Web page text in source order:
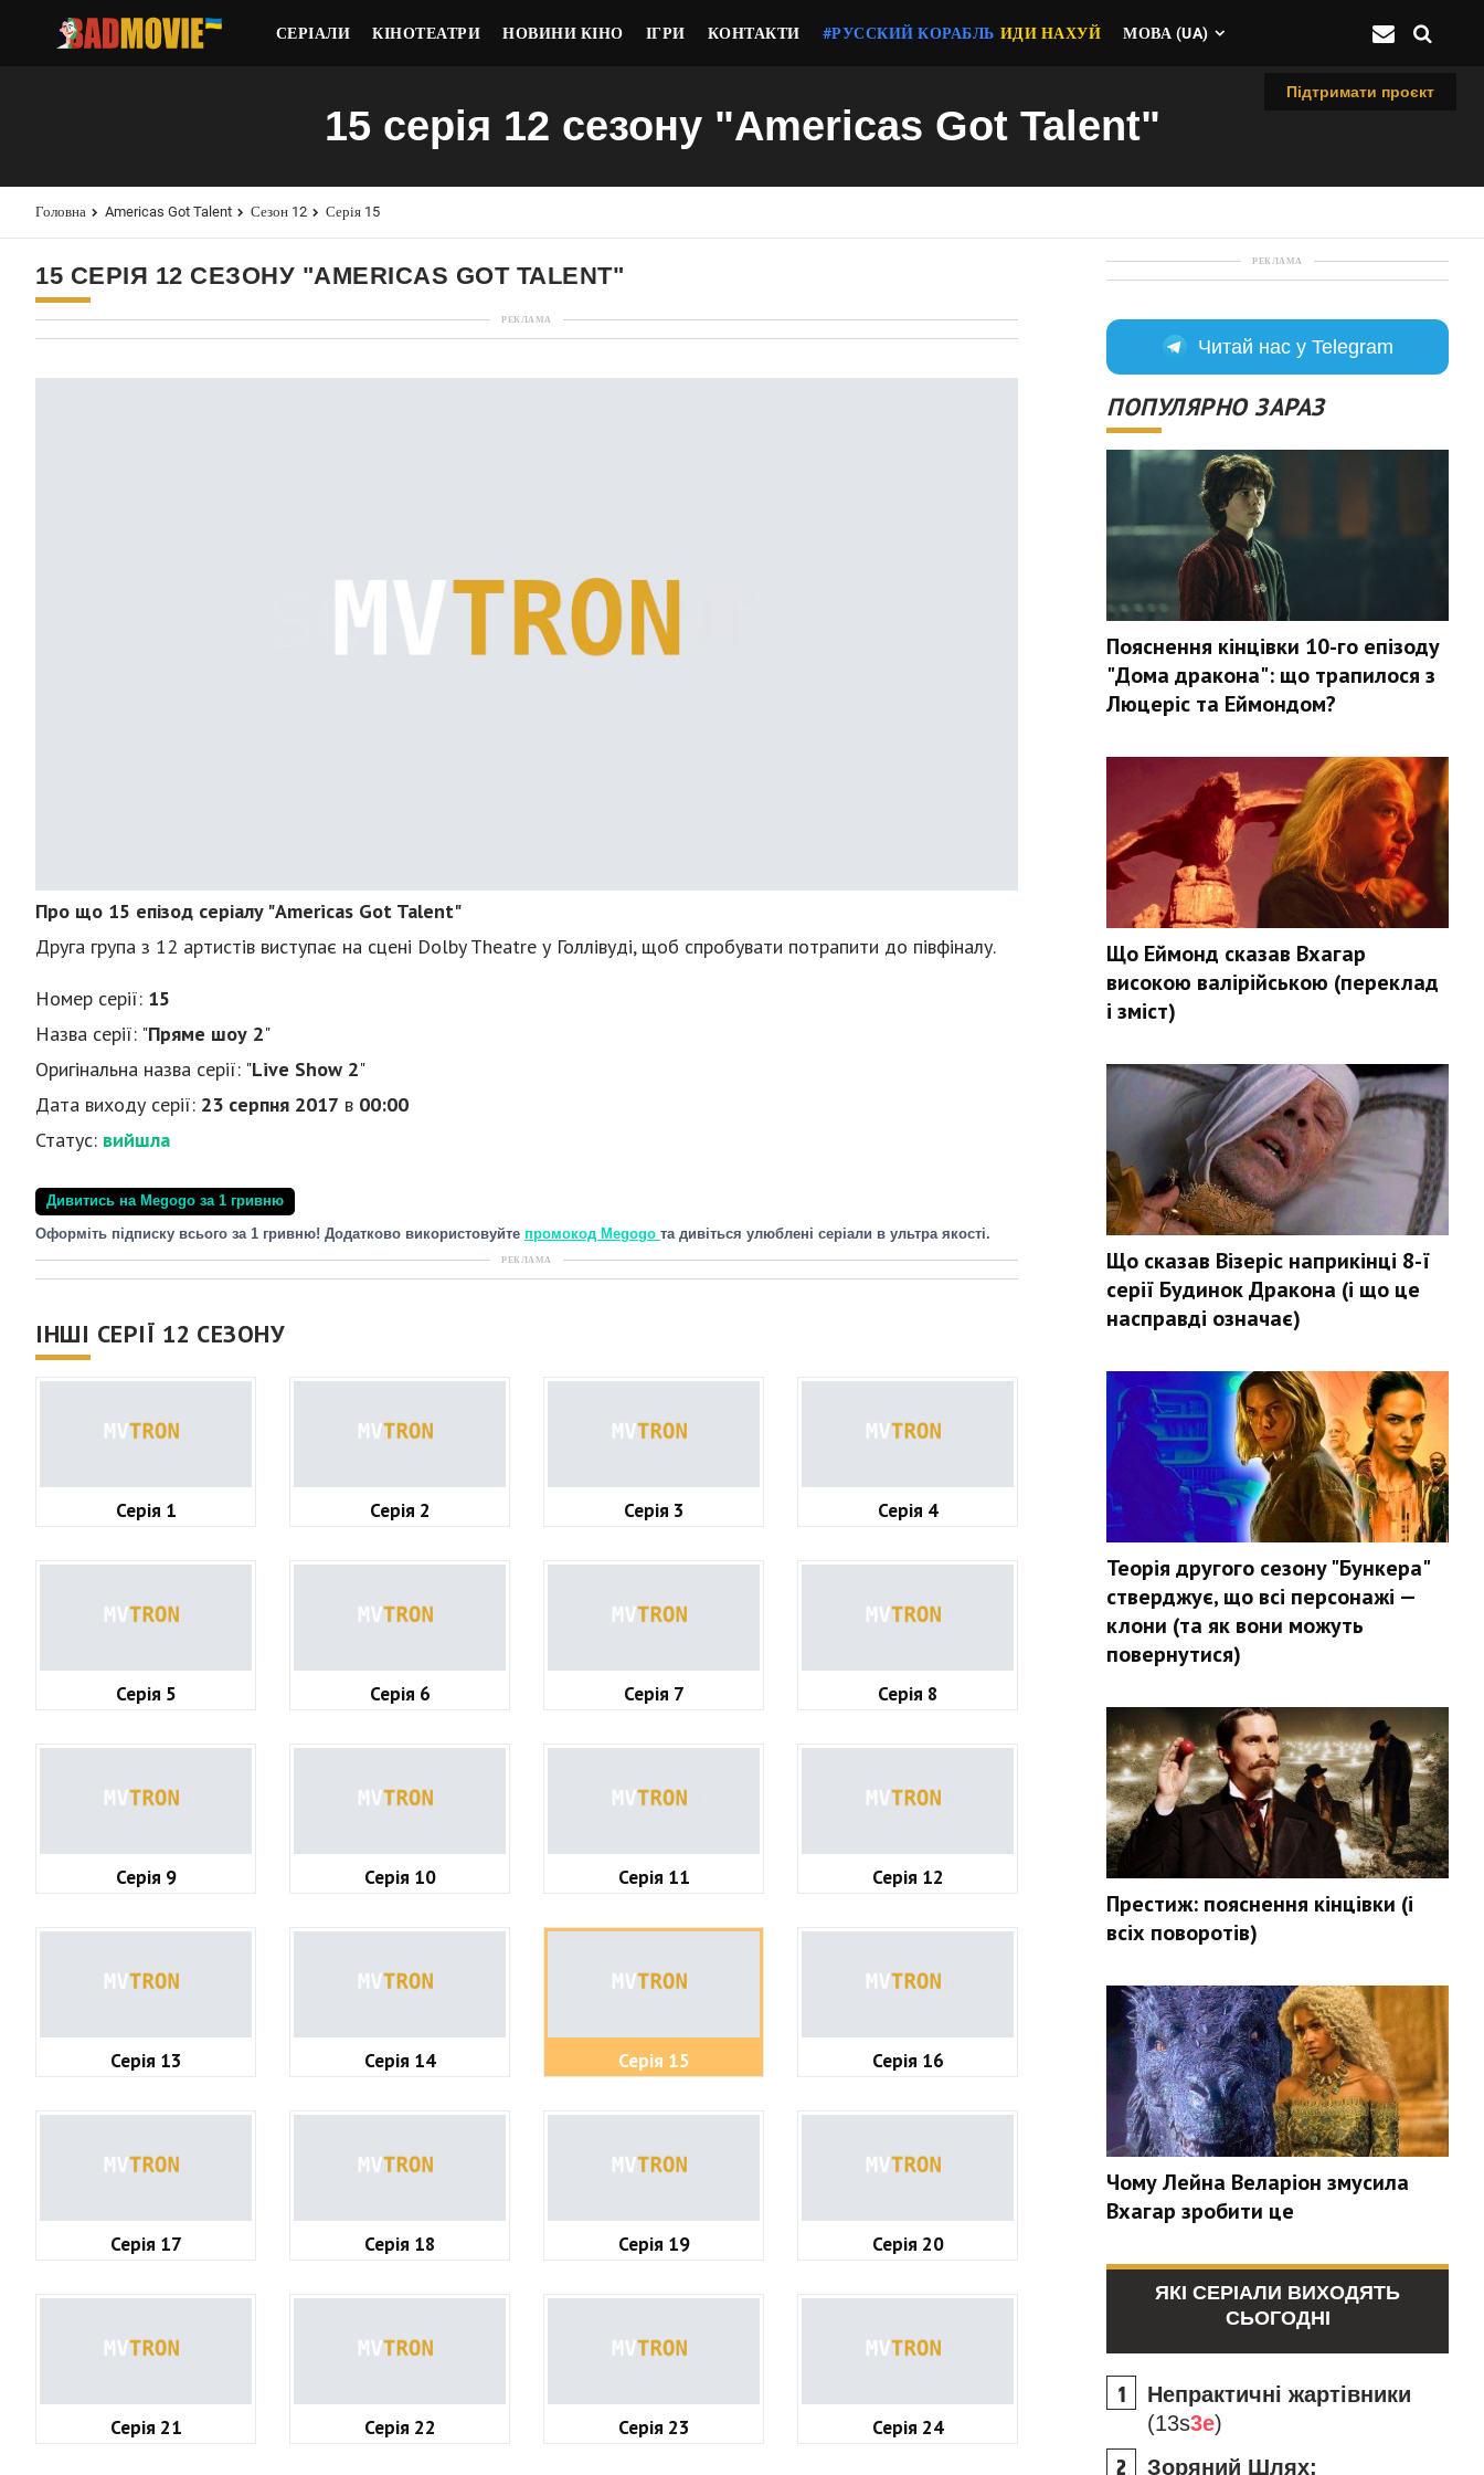
СЕРІАЛИ КІНОТЕАТРИ НОВИНИ КІНО ІГРИ КОНТАКТИ #РУССКИЙ КОРАБЛЬ ИДИ НАХУЙ МОВА (UA)
Підтримати проєкт
15 серія 12 сезону "Americas Got Talent"
Головна Americas Got Talent Сезон 12 Серія 15
15 СЕРІЯ 12 СЕЗОНУ "AMERICAS GOT TALENT"
РЕКЛАМА
Про що 15 епізод серіалу "Americas Got Talent"
Друга група з 12 артистів виступає на сцені Dolby Theatre у Голлівуді, щоб спробувати потрапити до півфіналу.
Номер серії: 15
Назва серії: "Пряме шоу 2"
Оригінальна назва серії: "Live Show 2"
Дата виходу серії: 23 серпня 2017 в 00:00
Статус: вийшла
Дивитись на Megogo за 1 гривню
Оформіть підписку всього за 1 гривню! Додатково використовуйте промокод Megogo та дивіться улюблені серіали в ультра якості.
РЕКЛАМА
ІНШІ СЕРІЇ 12 СЕЗОНУ
Серія 1 Серія 2 Серія 3 Серія 4
Серія 5 Серія 6 Серія 7 Серія 8
Серія 9 Серія 10 Серія 11 Серія 12
Серія 13 Серія 14 Серія 15 Серія 16
Серія 17 Серія 18 Серія 19 Серія 20
Серія 21 Серія 22 Серія 23 Серія 24
РЕКЛАМА
Читай нас у Telegram
ПОПУЛЯРНО ЗАРАЗ
Пояснення кінцівки 10-го епізоду
"Дома дракона": що трапилося з
Люцеріс та Еймондом?
Що Еймонд сказав Вхагар
високою валірійською (переклад
і зміст)
Що сказав Візеріс наприкінці 8-ї
серії Будинок Дракона (і що це
насправді означає)
Теорія другого сезону "Бункера"
стверджує, що всі персонажі —
клони (та як вони можуть
повернутися)
Престиж: пояснення кінцівки (і
всіх поворотів)
Чому Лейна Веларіон змусила
Вхагар зробити це
ЯКІ СЕРІАЛИ ВИХОДЯТЬ
СЬОГОДНІ
Непрактичні жартівники
(13s3e)
Зоряний Шлях: